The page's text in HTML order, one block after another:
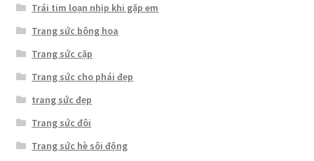
Trái tim loạn nhịp khi gặp em
Trang sức bông hoa
Trang sức cặp
Trang sức cho phái đẹp
trang sức đẹp
Trang sức đôi
Trang sức hè sôi động